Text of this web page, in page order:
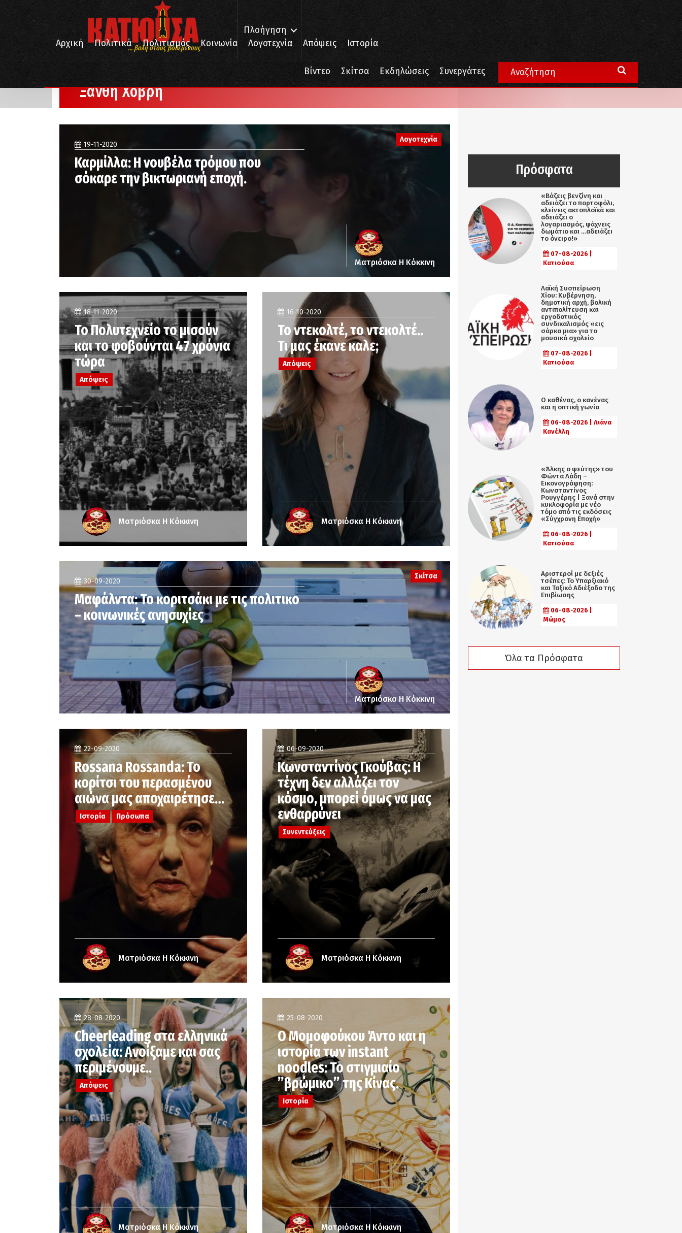
... βολή στους βολεμένους
Πλοήγηση
Αρχική
Πολιτικά Πολιτισμός Κοινωνία Λογοτεχνία Απόψεις Ιστορία
Βίντεο Σκίτσα Εκδηλώσεις Συνεργάτες
Ξανθή Χόβρη
Ξανθή Χόβρη
Λογοτεχνία
19-11-2020
Καρμίλλα: Η νουβέλα τρόμου που
σόκαρε την βικτωριανή εποχή.
Ματριόσκα Η Κόκκινη
18-11-2020
Το Πολυτεχνείο το μισούν
και το φοβούνται 47 χρόνια
τώρα
Απόψεις
Ματριόσκα Η Κόκκινη
16-10-2020
Το ντεκολτέ, το ντεκολτέ..
Τι μας έκανε καλε;
Απόψεις
Ματριόσκα Η Κόκκινη
Σκίτσα
30-09-2020
Μαφάλντα: Το κοριτσάκι με τις πολιτικο
– κοινωνικές ανησυχίες
Ματριόσκα Η Κόκκινη
22-09-2020
Rossana Rossanda: Το
κορίτσι του περασμένου
αιώνα μας αποχαιρέτησε…
Ιστορία Πρόσωπα
Ματριόσκα Η Κόκκινη
06-09-2020
Κωνσταντίνος Γκούβας: Η
τέχνη δεν αλλάζει τον
κόσμο, μπορεί όμως να μας
ενθαρρύνει
Συνεντεύξεις
Ματριόσκα Η Κόκκινη
28-08-2020
Cheerleading στα ελληνικά
σχολεία: Ανοίξαμε και σας
περιμένουμε..
Απόψεις
Ματριόσκα Η Κόκκινη
25-08-2020
Ο Μομοφούκου Άντο και η
ιστορία των instant
noodles: Το στιγμιαίο
”βρώμικο” της Κίνας.
Ιστορία
Ματριόσκα Η Κόκκινη
Πρόσφατα
«Βάζεις βενζίνη και
αδειάζει το πορτοφόλι,
κλείνεις ακτοπλοϊκά και
αδειάζει ο
λογαριασμός, ψάχνεις
δωμάτιο και …αδειάζει
το όνειρο!»
07-08-2026 |
Κατιούσα
Λαϊκή Συσπείρωση
Χίου: Κυβέρνηση,
δημοτική αρχή, βολική
αντιπολίτευση και
εργοδοτικός
συνδικαλισμός «εις
σάρκα μια» για το
μουσικό σχολείο
07-08-2026 |
Κατιούσα
Ο καθένας, ο κανένας
και η οπτική γωνία
06-08-2026 | Λιάνα
Κανέλλη
«Άλκης ο ψεύτης» του
Φώντα Λάδη –
Εικονογράφηση:
Κωνσταντίνος
Ρουγγέρης | Ξανά στην
κυκλοφορία με νέο
τόμο από τις εκδόσεις
«Σύγχρονη Εποχή»
06-08-2026 |
Κατιούσα
Αριστεροί με δεξιές
τσέπες: Το Υπαρξιακό
και Ταξικό Αδιέξοδο της
Επιβίωσης
06-08-2026 |
Μώμος
Όλα τα Πρόσφατα